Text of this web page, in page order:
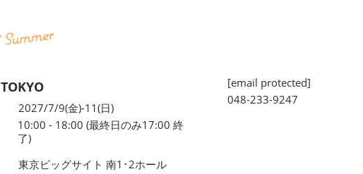
TOKYO
2027/7/9(金)-11(日)
10:00 - 18:00 (最終日のみ17:00 終
了)
東京ビッグサイト 南1･2ホール
[email protected]
048-233-9247